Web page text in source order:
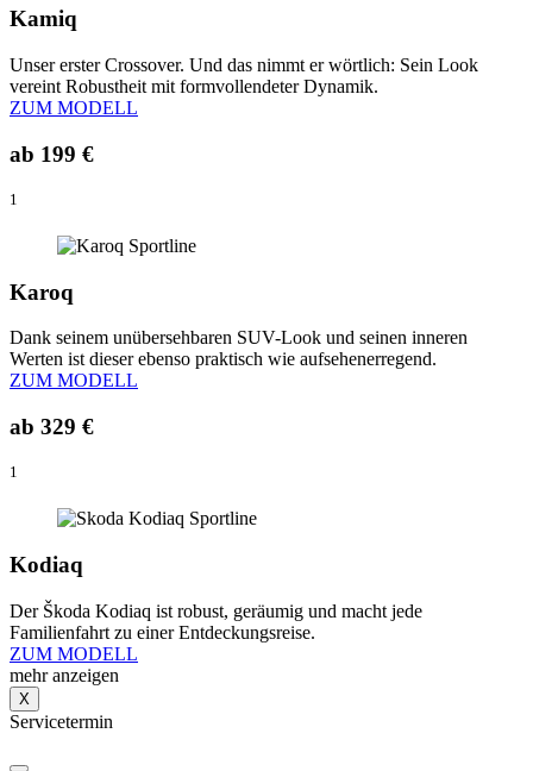
Kamiq
Unser erster Crossover. Und das nimmt er wörtlich: Sein Look
vereint Robustheit mit formvollendeter Dynamik.
ZUM MODELL
ab 199 €
1
Karoq
Dank seinem unübersehbaren SUV-Look und seinen inneren
Werten ist dieser ebenso praktisch wie aufsehenerregend.
ZUM MODELL
ab 329 €
1
Kodiaq
Der Škoda Kodiaq ist robust, geräumig und macht jede
Familienfahrt zu einer Entdeckungsreise.
ZUM MODELL
mehr anzeigen
X
Servicetermin